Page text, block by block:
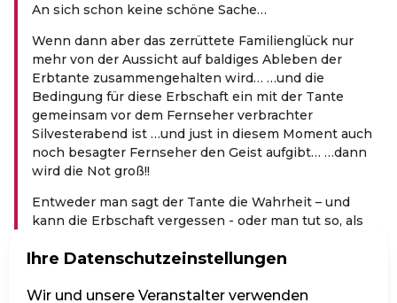
An sich schon keine schöne Sache…
Wenn dann aber das zerrüttete Familienglück nur
mehr von der Aussicht auf baldiges Ableben der
Erbtante zusammengehalten wird… …und die
Bedingung für diese Erbschaft ein mit der Tante
gemeinsam vor dem Fernseher verbrachter
Silvesterabend ist …und just in diesem Moment auch
noch besagter Fernseher den Geist aufgibt… …dann
wird die Not groß!!
Entweder man sagt der Tante die Wahrheit – und
kann die Erbschaft vergessen - oder man tut so, als
Was die einzige tragbare Lösung ist. Definitiv! Unter
allen Umständen! Und wenn man das komplette
Ihre Datenschutzeinstellungen
Wir und unsere Veranstalter verwenden